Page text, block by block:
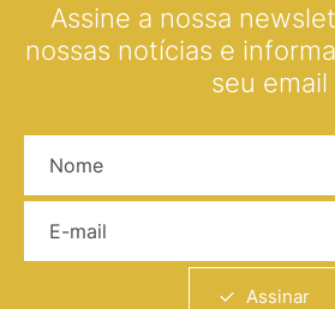
Assine a nossa
nossas notícias e
seu email
Assinar